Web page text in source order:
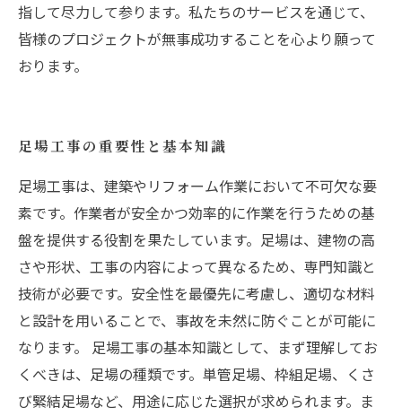
指して尽力して参ります。私たちのサービスを通じて、
皆様のプロジェクトが無事成功することを心より願って
おります。
足場工事の重要性と基本知識
足場工事は、建築やリフォーム作業において不可欠な要
素です。作業者が安全かつ効率的に作業を行うための基
盤を提供する役割を果たしています。足場は、建物の高
さや形状、工事の内容によって異なるため、専門知識と
技術が必要です。安全性を最優先に考慮し、適切な材料
と設計を用いることで、事故を未然に防ぐことが可能に
なります。 足場工事の基本知識として、まず理解してお
くべきは、足場の種類です。単管足場、枠組足場、くさ
び緊結足場など、用途に応じた選択が求められます。ま